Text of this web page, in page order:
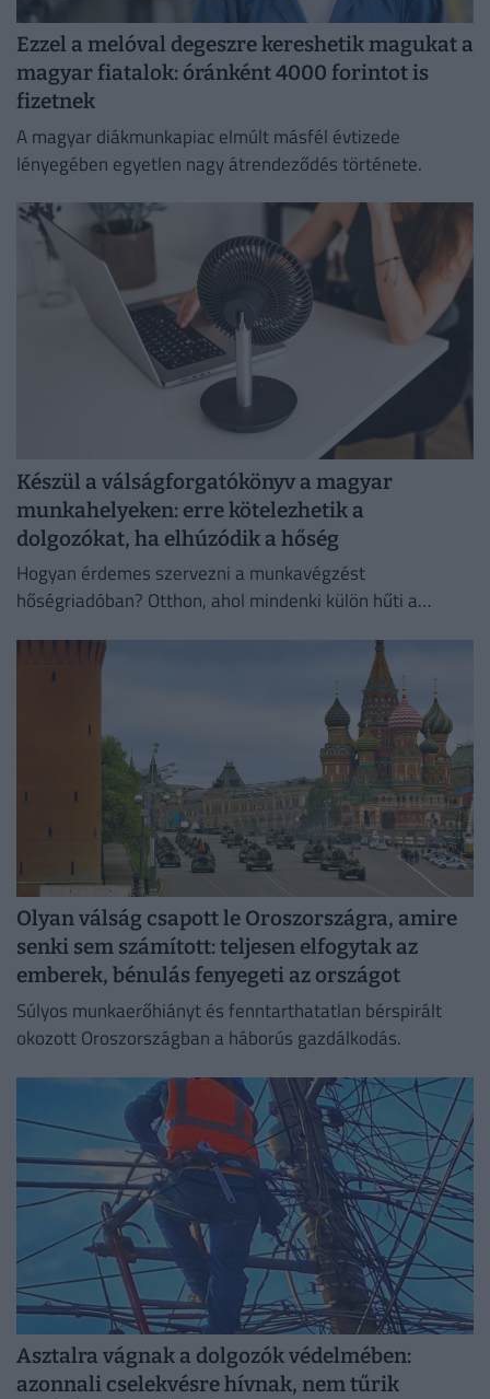
Ezzel a melóval degeszre kereshetik magukat a
magyar fiatalok: óránként 4000 forintot is
fizetnek
A magyar diákmunkapiac elmúlt másfél évtizede
lényegében egyetlen nagy átrendeződés története.
Készül a válságforgatókönyv a magyar
munkahelyeken: erre kötelezhetik a
dolgozókat, ha elhúzódik a hőség
Hogyan érdemes szervezni a munkavégzést
hőségriadóban? Otthon, ahol mindenki külön hűti a
irodaházban, ahol a hűtés központilag működik.
Olyan válság csapott le Oroszországra, amire
senki sem számított: teljesen elfogytak az
emberek, bénulás fenyegeti az országot
Súlyos munkaerőhiányt és fenntarthatatlan bérspirált
okozott Oroszországban a háborús gazdálkodás.
Asztalra vágnak a dolgozók védelmében:
azonnali cselekvésre hívnak, nem tűrik